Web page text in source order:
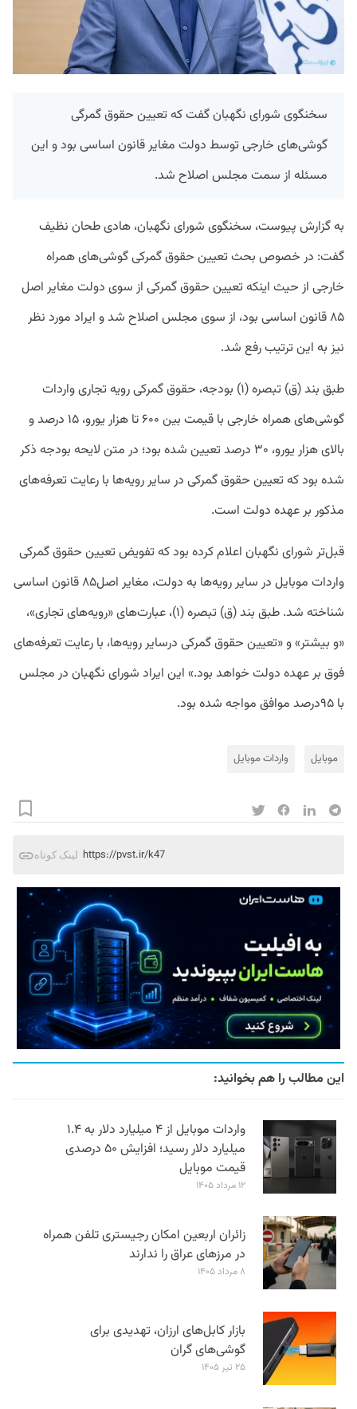
سخنگوی شورای نگهبان گفت که تعیین حقوق گمرگی
گوشی‌های خارجی توسط دولت مغایر قانون اساسی بود و این
مسئله از سمت مجلس اصلاح شد.
به گزارش پیوست، سخنگوی شورای نگهبان، هادی طحان نظیف
گفت: در خصوص بحث تعیین حقوق گمرکی گوشی‌های همراه
خارجی از حیث اینکه تعیین حقوق گمرکی از سوی دولت مغایر اصل
۸۵ قانون اساسی بود، از سوی مجلس اصلاح شد و ایراد مورد نظر
نیز به این ترتیب رفع شد.
طبق بند (ق) تبصره (‍۱) بودجه، حقوق گمرکی رویه تجاری واردات
گوشی‌های همراه خارجی با قیمت بین ۶۰۰ تا هزار یورو، ۱۵ درصد و
بالای هزار یورو، ۳۰ درصد تعیین شده بود؛ در متن لایحه بودجه ذکر
شده بود که تعیین حقوق گمرکی در سایر رویه‌ها با رعایت تعرفه‌های
مذکور بر عهده دولت است.
قبل‌تر شورای نگهبان اعلام کرده بود که تفویض تعیین حقوق گمرکی
واردات موبایل در سایر رویه‌ها به دولت، مغایر اصل۸۵ قانون اساسی
شناخته شد. طبق بند (ق) تبصره (‍۱)، عبارت‌های «رویه‌های تجاری»،
«و بیشتر» و «تعیین حقوق گمرکی درسایر رویه‌ها، با رعایت تعرفه‌های
فوق بر عهده دولت خواهد بود.» این ایراد شورای نگهبان در مجلس
با ۹۵درصد موافق مواجه شده بود.
موبایل واردات موبایل
لینک کوتاه https://pvst.ir/k47
این مطالب را هم بخوانید:
واردات موبایل از ۴ میلیارد دلار به ۱.۴
میلیارد دلار رسید؛ افزایش ۵۰ درصدی
قیمت موبایل
۱۲ مرداد ۱۴۰۵
زائران اربعین امکان رجیستری تلفن همراه
در مرزهای عراق را ندارند
۸ مرداد ۱۴۰۵
بازار کابل‌های ارزان، تهدیدی برای
گوشی‌های گران
۲۵ تیر ۱۴۰۵